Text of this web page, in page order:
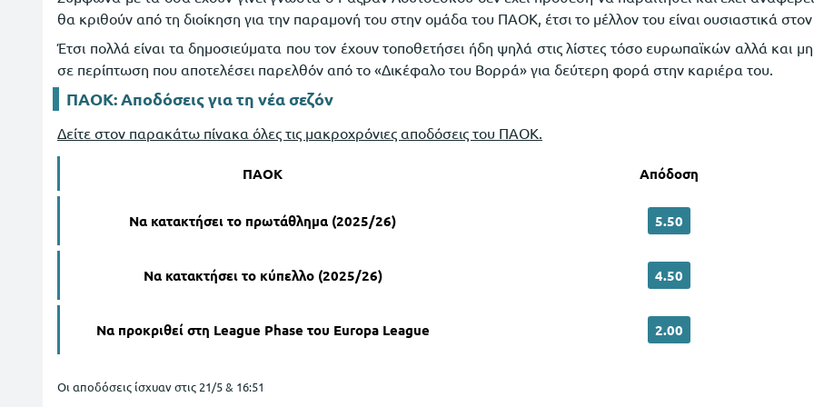
θα κριθούν από τη διοίκηση για την παραμονή του στην ομάδα του ΠΑΟΚ, έτσι το μέλλον του είναι ουσιαστικά
Έτσι πολλά είναι τα δημοσιεύματα που τον έχουν τοποθετήσει ήδη ψηλά στις λίστες τόσο ευρωπαϊκών αλλά και
σε περίπτωση που αποτελέσει παρελθόν από το «Δικέφαλο του Βορρά» για δεύτερη φορά στην καριέρα του.
ΠΑΟΚ: Αποδόσεις για τη νέα σεζόν
Δείτε στον παρακάτω πίνακα όλες τις μακροχρόνιες αποδόσεις του ΠΑΟΚ.
ΠΑΟΚ Απόδοση
Να κατακτήσει το πρωτάθλημα (2025/26) 5.50
Να κατακτήσει το κύπελλο (2025/26) 4.50
Να προκριθεί στη League Phase του Europa League 2.00
Οι αποδόσεις ίσχυαν στις 21/5 & 16:51